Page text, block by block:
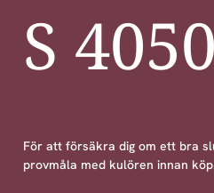
S
För att försäkra dig om ett bra
provmåla med kulören innan